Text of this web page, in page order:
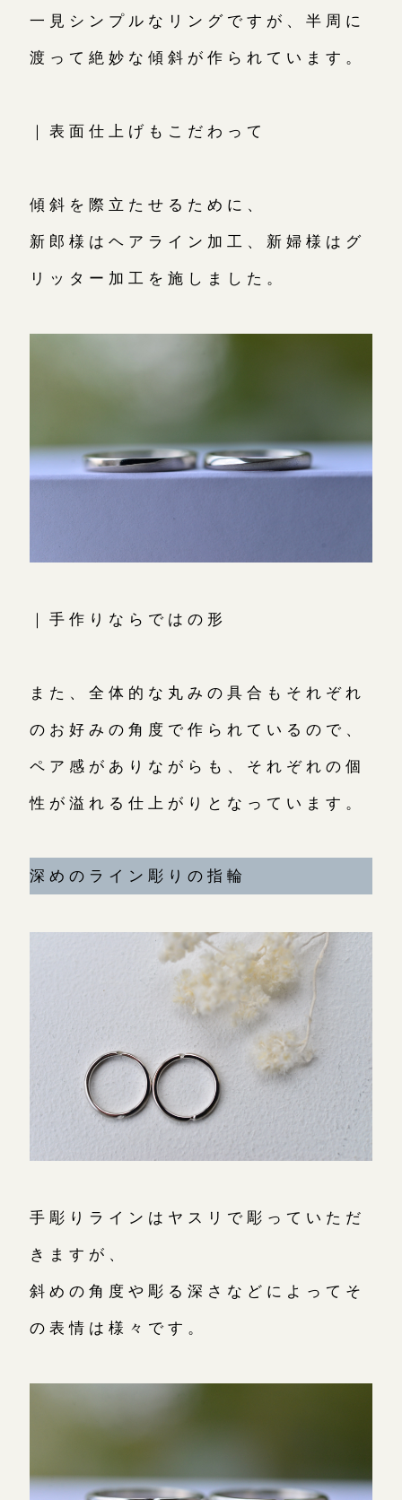
一見シンプルなリングですが、半周に
渡って絶妙な傾斜が作られています。
｜表面仕上げもこだわって
傾斜を際立たせるために、
新郎様はヘアライン加工、新婦様はグ
リッター加工を施しました。
｜手作りならではの形
また、全体的な丸みの具合もそれぞれ
のお好みの角度で作られているので、
ペア感がありながらも、それぞれの個
性が溢れる仕上がりとなっています。
深めのライン彫りの指輪
手彫りラインはヤスリで彫っていただ
きますが、
斜めの角度や彫る深さなどによってそ
の表情は様々です。